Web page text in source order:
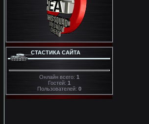
СТАСТИКА САЙТА
Онлайн всего: 1
Гостей: 1
Пользователей: 0